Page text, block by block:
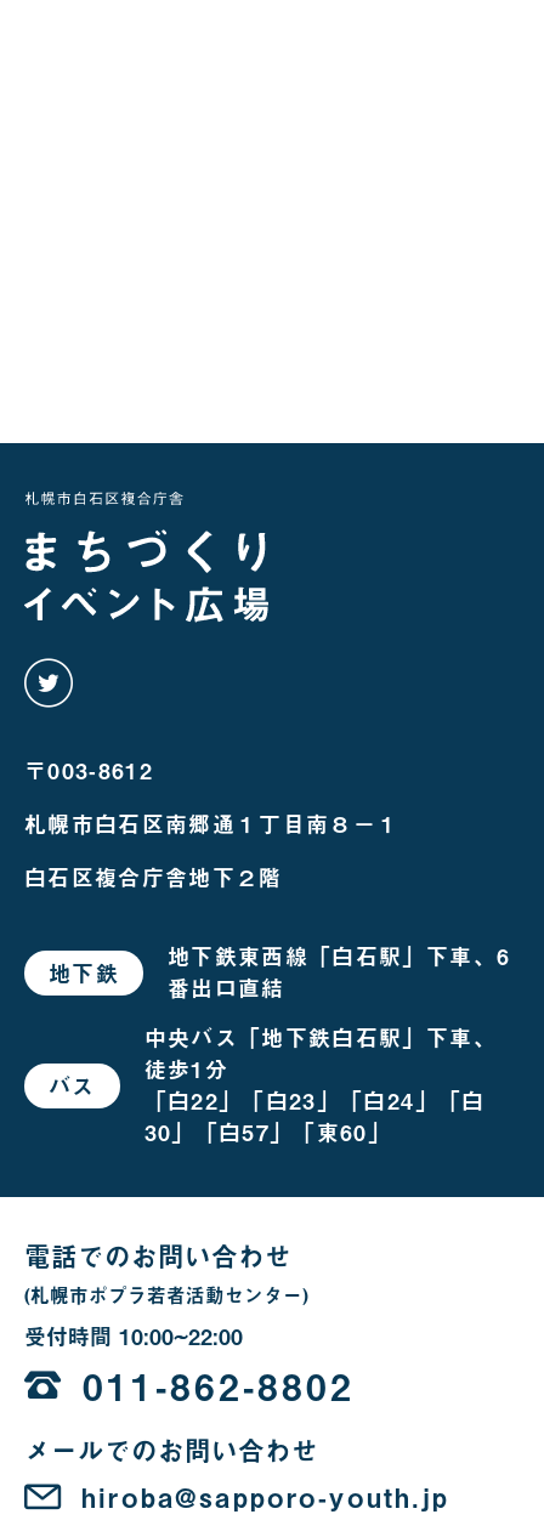
〒003-8612
札幌市白石区南郷通１丁目南８－１
白石区複合庁舎地下２階
地下鉄 で
お
場
合
地下鉄東西線「白石駅」下車、6
番出口直結
バス で
お
場
中央バス「地下鉄白石駅」下車、
徒歩1分
「白22」「白23」「白24」「白
30」「白57」「東60」
電話でのお問い合わせ
(札幌市ポプラ若者活動センター)
受付時間 10:00~22:00
時
か
ら
22
011-862-8802
メールでのお問い合わせ
hiroba@sapporo-youth.jp